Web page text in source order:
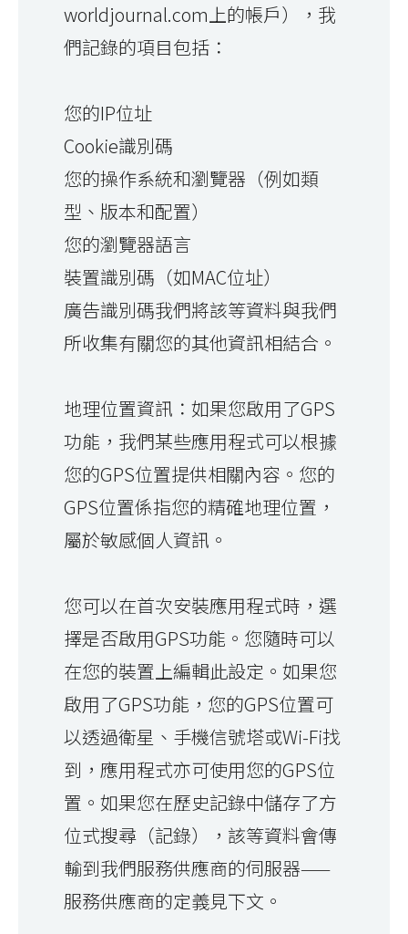
worldjournal.com上的帳戶），我
們記錄的項目包括：
您的IP位址
Cookie識別碼
您的操作系統和瀏覽器（例如類
型、版本和配置）
您的瀏覽器語言
裝置識別碼（如MAC位址）
廣告識別碼我們將該等資料與我們
所收集有關您的其他資訊相結合。
地理位置資訊：如果您啟用了GPS
功能，我們某些應用程式可以根據
您的GPS位置提供相關內容。您的
GPS位置係指您的精確地理位置，
屬於敏感個人資訊。
您可以在首次安裝應用程式時，選
擇是否啟用GPS功能。您隨時可以
在您的裝置上編輯此設定。如果您
啟用了GPS功能，您的GPS位置可
以透過衛星、手機信號塔或Wi-Fi找
到，應用程式亦可使用您的GPS位
置。如果您在歷史記錄中儲存了方
位式搜尋（記錄），該等資料會傳
輸到我們服務供應商的伺服器——
服務供應商的定義見下文。